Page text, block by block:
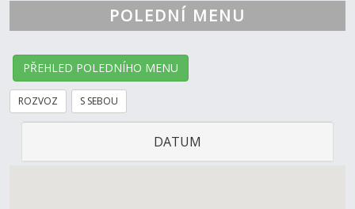
POLEDNÍ MENU
PŘEHLED POLEDNÍHO MENU
ROZVOZ S SEBOU
DATUM